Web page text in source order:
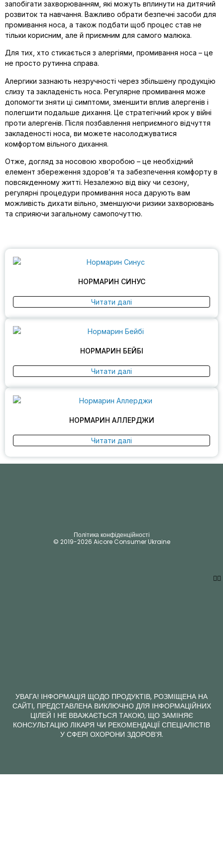
запобігати захворюванням, які можуть вплинути на дитячий
розвиток та навчання. Важливо обрати безпечні засоби для
промивання носа, а також подбати щоб процес став не
тільки корисним, але й приємним для самого малюка.
Для тих, хто стикається з алергіями, промивання носа – це
не просто рутинна справа.
Алергики зазнають незручності через збільшену продукцію
слизу та закладеність носа. Регулярне промивання може
допомогти зняти ці симптоми, зменшити вплив алергенів і
полегшити подальше дихання. Це стратегічний крок у війні
проти алергенів. Після позбавлення неприємного відчуття
закладеності носа, ви можете насолоджуватися
комфортом вільного дихання.
Отже, догляд за носовою хворобою – це необхідний
елемент збереження здоров’я та забезпечення комфорту в
повсякденному житті. Незалежно від віку чи сезону,
регулярні процедури промивання носа дарують вам
можливість дихати вільно, зменшуючи ризики захворювань
та сприяючи загальному самопочуттю.
НОРМАРИН СИНУС
Читати далі
НОРМАРИН БЕЙБІ
Читати далі
НОРМАРИН АЛЛЕРДЖИ
Читати далі
Політика конфіденційності
© 2019-2026 Aicore Consumer Ukraine
УВАГА! ІНФОРМАЦІЯ ЩОДО ПРОДУКТІВ, РОЗМІЩЕНА НА
САЙТІ, ПРЕДСТАВЛЕНА ВИКЛЮЧНО ДЛЯ ІНФОРМАЦІЙНИХ
ЦІЛЕЙ І НЕ ВВАЖАЄТЬСЯ ТАКОЮ, ЩО ЗАМІНЯЄ
КОНСУЛЬТАЦІЮ ЛІКАРЯ ЧИ РЕКОМЕНДАЦІЇ СПЕЦІАЛІСТІВ
У СФЕРІ ОХОРОНИ ЗДОРОВ’Я.